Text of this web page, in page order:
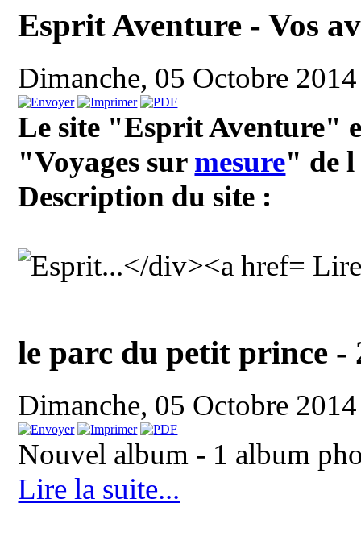
Esprit Aventure - Vos
Dimanche, 05 Octobre
Le site "Esprit Aventure"
"Voyages sur mesure" de l
Description du site :
le parc du petit prince -
Dimanche, 05 Octobre
Nouvel album - 1 album
Lire la suite...